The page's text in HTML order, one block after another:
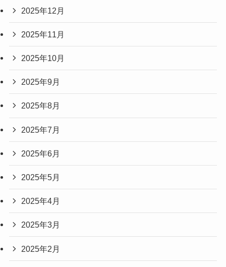
2025年12月
2025年11月
2025年10月
2025年9月
2025年8月
2025年7月
2025年6月
2025年5月
2025年4月
2025年3月
2025年2月